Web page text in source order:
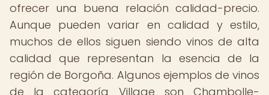
ofrecer una buena relación calidad-precio.
Aunque pueden variar en calidad y estilo,
muchos de ellos siguen siendo vinos de alta
calidad que representan la esencia de la
región de Borgoña. Algunos ejemplos de vinos
de la categoría Village son Chambolle-